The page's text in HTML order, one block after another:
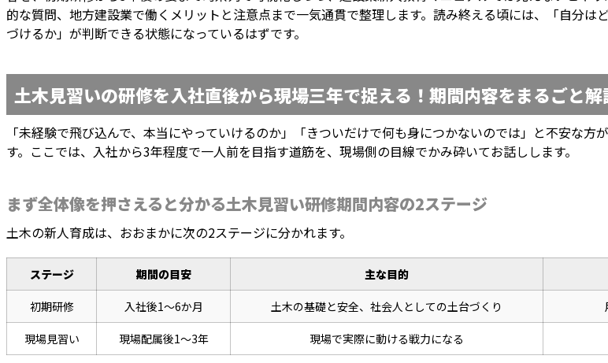
的な質問、地方建設業で働くメリットと注意点まで一気通貫で整理します。読み終える頃には、「自分
づけるか」が判断できる状態になっているはずです。
土木見習いの研修を入社直後から現場三年で捉える！期間内容をまるごと解
「未経験で飛び込んで、本当にやっていけるのか」「きついだけで何も身につかないのでは」と不安な
す。ここでは、入社から3年程度で一人前を目指す道筋を、現場側の目線でかみ砕いてお話しします。
まず全体像を押さえると分かる土木見習い研修期間内容の2ステージ
土木の新人育成は、おおまかに次の2ステージに分かれます。
ステージ 期間の目安 主な目的
初期研修 入社後1〜6か月 土木の基礎と安全、社会人としての土台づくり
現場見習い 現場配属後1〜3年 現場で実際に動ける戦力になる